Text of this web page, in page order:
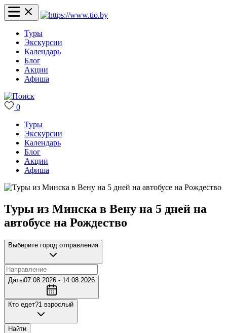
Туры
Экскурсии
Календарь
Блог
Акции
Афиша
0
Туры
Экскурсии
Календарь
Блог
Акции
Афиша
Туры из Минска в Вену на 5 дней на
автобусе на Рождество
Выберите город отправления
Даты07.08.2026 - 14.08.2026
Кто едет?1 взрослый
Найти